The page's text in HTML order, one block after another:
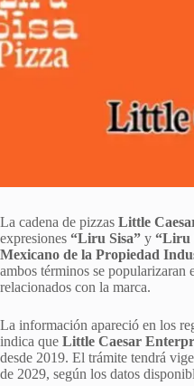
La cadena de pizzas Little
expresiones “Liru Sisa” y “Liru
Mexicano de la Propiedad
ambos términos se popularizaran
relacionados con la marca.
La información apareció en los
indica que Little Caesar
desde 2019. El trámite tendrá
de 2029, según los datos